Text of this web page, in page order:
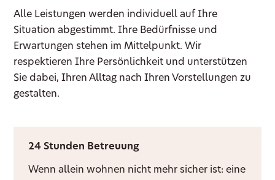
Alle Leistungen werden individuell auf Ihre
Situation abgestimmt. Ihre Bedürfnisse und
Erwartungen stehen im Mittelpunkt. Wir
respektieren Ihre Persönlichkeit und unterstützen
Sie dabei, Ihren Alltag nach Ihren Vorstellungen zu
gestalten.
24 Stunden Betreuung
Wenn allein wohnen nicht mehr sicher ist: eine